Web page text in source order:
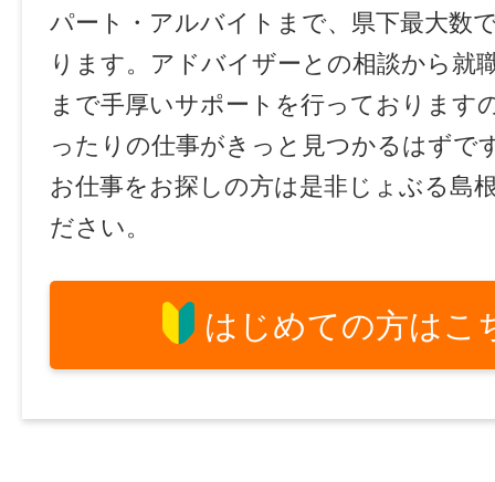
パート・アルバイトまで、県下最大数
ります。アドバイザーとの相談から就
まで手厚いサポートを行っております
ったりの仕事がきっと見つかるはずで
お仕事をお探しの方は是非じょぶる島
ださい。
はじめての方はこ